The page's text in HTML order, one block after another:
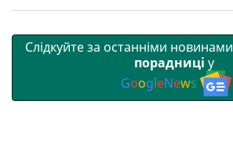
Слідкуйте за останніми новинами
порадниці у
GoogleNews